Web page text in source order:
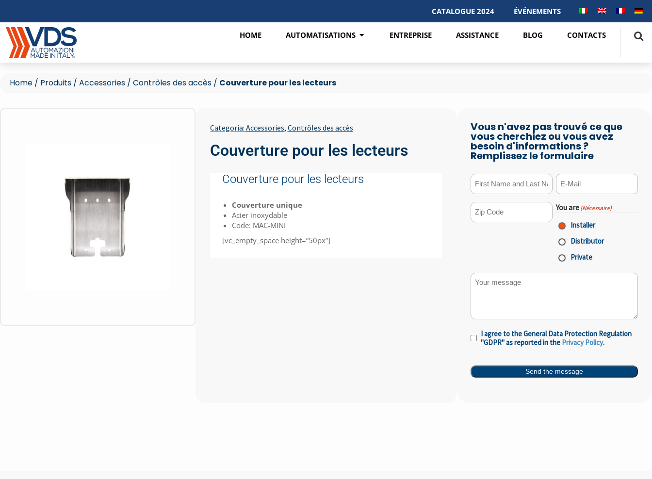
CATALOGUE 2024 ÉVÉNEMENTS
HOME AUTOMATISATIONS ENTREPRISE ASSISTANCE BLOG CONTACTS
Home / Produits / Accessories / Contrôles des accès / Couverture pour les lecteurs
Categoria:Accessories,Contrôles des accès
Couverture pour les lecteurs
Couverture pour les lecteurs
Couverture unique
Acier inoxydable
Code: MAC-MINI
[vc_empty_space height=”50px”]
Vous n'avez pas trouvé ce que
vous cherchiez ou vous avez
besoin d'informations ?
Remplissez le formulaire
First Name and Last Name (Nécessaire)
E-mail(Nécessaire)
ZIP Code(Nécessaire) You are(Nécessaire)
Installer
Distributor
Private
Your message
Privacy
Policy(Nécessaire)
I agree to the General Data Protection Regulation
"GDPR" as reported in the Privacy Policy.
Send the message